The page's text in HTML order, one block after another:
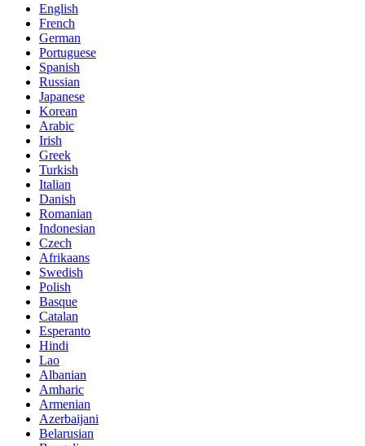
English
French
German
Portuguese
Spanish
Russian
Japanese
Korean
Arabic
Irish
Greek
Turkish
Italian
Danish
Romanian
Indonesian
Czech
Afrikaans
Swedish
Polish
Basque
Catalan
Esperanto
Hindi
Lao
Albanian
Amharic
Armenian
Azerbaijani
Belarusian